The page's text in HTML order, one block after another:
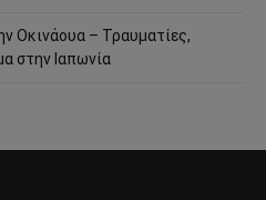
Οκινάουα – Τραυματίες,
στην Ιαπωνία